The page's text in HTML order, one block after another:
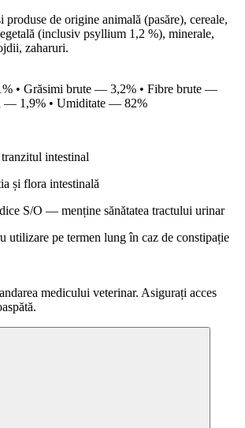
produse de origine animală (pasăre), cereale,
(inclusiv psyllium 1,2 %), minerale,
zaharuri.
• Grăsimi brute — 3,2% • Fibre brute —
— 1,9% • Umiditate — 82%
intestinal
și flora intestinală
S/O — menține sănătatea tractului urinar
utilizare pe termen lung în caz de constipație
medicului veterinar. Asigurați acces